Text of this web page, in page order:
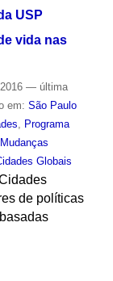
USP
vida nas
— última
em: São Paulo
, Programa
Mudanças
Globais
de políticas